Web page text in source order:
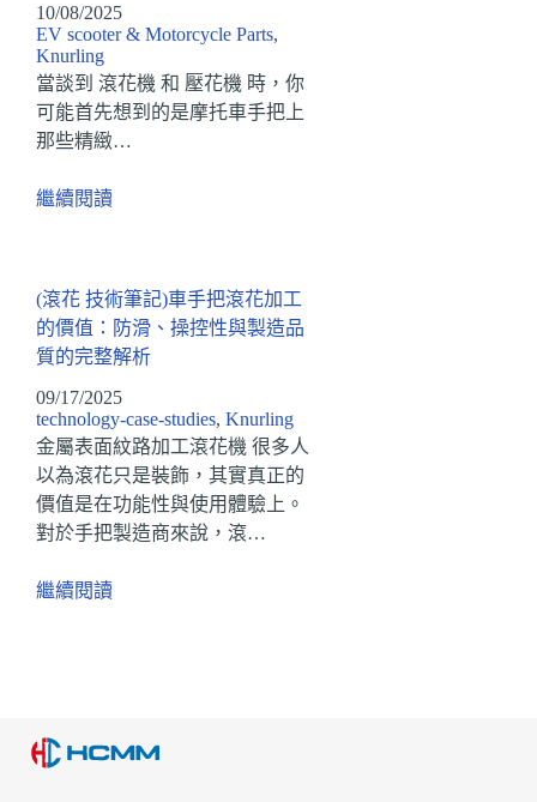
10/08/2025
EV scooter & Motorcycle Parts,
Knurling
當談到 滾花機 和 壓花機 時，你
可能首先想到的是摩托車手把上
那些精緻…
繼續閱讀
(滾花 技術筆記)車手把滾花加工
的價值：防滑、操控性與製造品
質的完整解析
09/17/2025
technology-case-studies, Knurling
金屬表面紋路加工滾花機 很多人
以為滾花只是裝飾，其實真正的
價值是在功能性與使用體驗上。
對於手把製造商來說，滾…
繼續閱讀